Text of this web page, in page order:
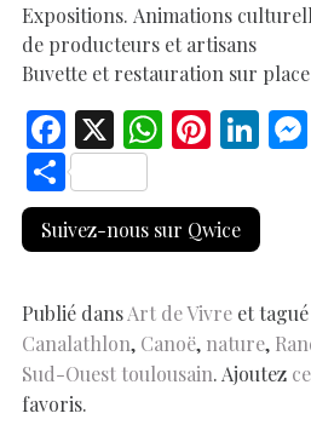
Expositions. Animations
de producteurs et artisans
Buvette et restauration sur
F
ac
e
b
o
k
X W
at
s
p
p
Pi
er
es
Li
k
e
n
S
h
ar
Suivez-nous sur Qwice
Publié dansArt de Vivre et tagué
Canalathlon, Canoë, nature,
Sud-Ouest toulousain. Ajoutez
favoris.